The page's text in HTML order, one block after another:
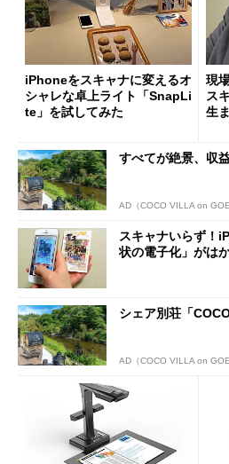
iPhoneをスキャナに変えるオ
シャレな卓上ライト「SnapLi
te」を試してみた
現
ス
生
すべてが絶景、収
AD（COCO VILLA on
スキャナいらず！
状の電子化」がは
シェア別荘「
AD（COCO VILLA on